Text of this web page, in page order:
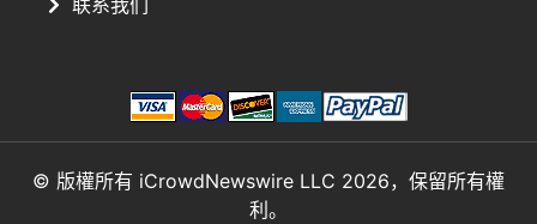
© 版權所有 iCrowdNewswire LLC 2026，保留所有權
利。